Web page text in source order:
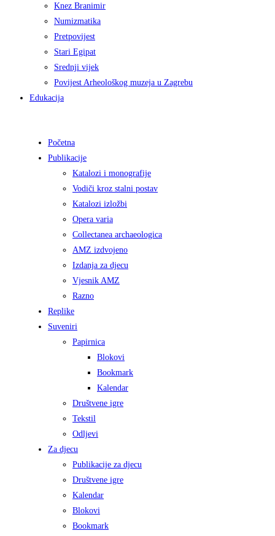
Knez Branimir
Numizmatika
Pretpovijest
Stari Egipat
Srednji vijek
Povijest Arheološkog muzeja u Zagrebu
Edukacija
Početna
Publikacije
Katalozi i monografije
Vodiči kroz stalni postav
Katalozi izložbi
Opera varia
Collectanea archaeologica
AMZ izdvojeno
Izdanja za djecu
Vjesnik AMZ
Razno
Replike
Suveniri
Papirnica
Blokovi
Bookmark
Kalendar
Društvene igre
Tekstil
Odljevi
Za djecu
Publikacije za djecu
Društvene igre
Kalendar
Blokovi
Bookmark